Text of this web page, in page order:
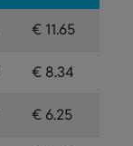
€ 11.65
€ 8.34
€ 6.25